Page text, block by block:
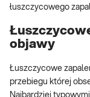
łuszczycowego
objawy
Łuszczycowe
przebiegu której
Najbardziej